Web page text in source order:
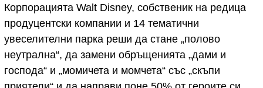
Корпорацията Walt Disney, собственик на редица
продуцентски компании и 14 тематични
увеселителни парка реши да стане „полово
неутрална“, да замени обръщенията „дами и
господа“ и „момичета и момчета“ със „скъпи